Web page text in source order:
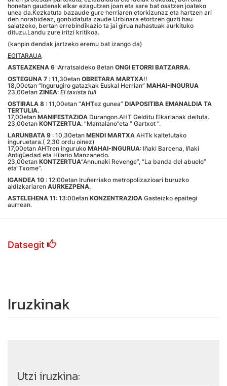
honetan gaudenak elkar ezagutzen joan eta sare bat osatzen joateko
unea da.Kezkatuta bazaude gure herriaren etorkizunaz eta hartzen ari
den norabideaz, gonbidatuta zaude Urbinara etortzen guzti hau
salatzeko, bertan errebindikazio ta jai girua nahastuak aurkituko
dituzu.Landu zure iritzi kritikoa.
(kanpin dendak jartzeko eremu bat izango da)
EGITARAUA
ASTEAZKENA 6 :Arratsaldeko 8etan ONGI ETORRI BATZARRA.
OSTEGUNA 7 : 11,30etan OBRETARA MARTXA!!
18,00etan “Ingurugiro gatazkak Euskal Herrian” MAHAI-INGURUA
23,00etan ZINEA: El taxista full
OSTIRALA 8 : 11,00etan “AHTez gunea” DIAPOSITIBA EMANALDIA TA
TERTULIA.
17,00etan MANIFESTAZIOA Durangon.AHT Gelditu Elkarlanak deituta.
23,00etan KONTZERTUA: ”Mantalano”eta “ Gartxot ”.
LARUNBATA 9 : 10,30etan MENDI MARTXA AHTk kaltetutako
inguruetara.( 2,30 ordu oinez)
17,00etan AHTren inguruko MAHAI-INGURUA: Iñaki Barcena, Iñaki
Antigüedad eta Hilario Manzanedo.
23,00etan KONTZERTUA“Annunaki Revenge”, “La banda del abuelo”
eta“Txome”.
IGANDEA 10 : 12:00etan Iruñerriako metropolizazioari buruzko
aldizkariaren AURKEZPENA.
ASTELEHENA 11: 13:00etan KONZENTRAZIOA Gasteizko epaitegi
aurrean.
Datsegit
Iruzkinak
Utzi iruzkina: